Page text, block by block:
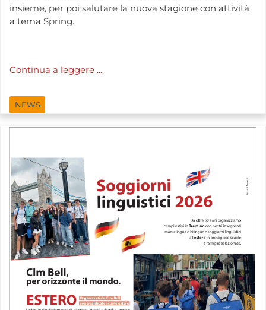
insieme, per poi salutare la nuova stagione con attività
a tema Spring.
Continua a leggere ...
NEWS